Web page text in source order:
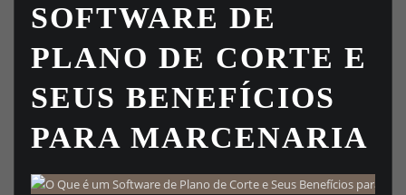
SOFTWARE DE
PLANO DE CORTE E
SEUS BENEFÍCIOS
PARA MARCENARIA